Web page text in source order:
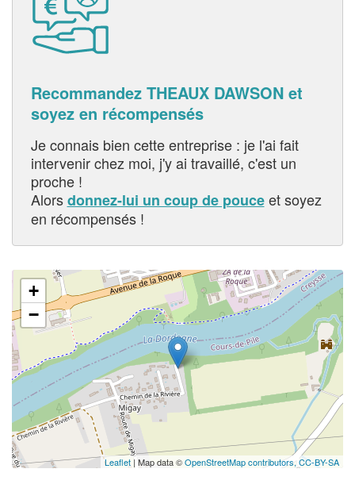
Recommandez THEAUX DAWSON et
soyez en récompensés
Je connais bien cette entreprise : je l'ai fait
intervenir chez moi, j'y ai travaillé, c'est un
proche !
Alorsdonnez-lui un coup de pouceet soyez
en récompensés !
+
−
Leaflet | Map data ©OpenStreetMap contributors, CC-BY-SA